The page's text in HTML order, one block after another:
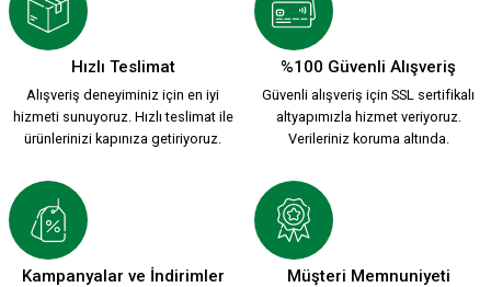
199,90 TL
KARŞIYAKA 1912 SİLİKON BİLEKLİK K.
199,00 TL
MAKROME ÜÇLÜ ÖRGÜ BİLEKLİK
Hızlı Teslimat
Alışveriş deneyiminiz için en iyi
hizmeti sunuyoruz. Hızlı teslimat ile
ürünlerinizi kapınıza getiriyoruz.
%100 Güvenli Alışveriş
Güvenli alışveriş için SSL sertifikalı
altyapımızla hizmet veriyoruz.
Verileriniz koruma altında.
Kampanyalar ve İndirimler Müşteri Memnuniyeti